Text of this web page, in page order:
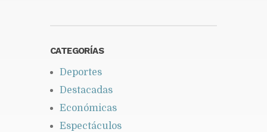
CATEGORÍAS
Deportes
Destacadas
Económicas
Espectáculos